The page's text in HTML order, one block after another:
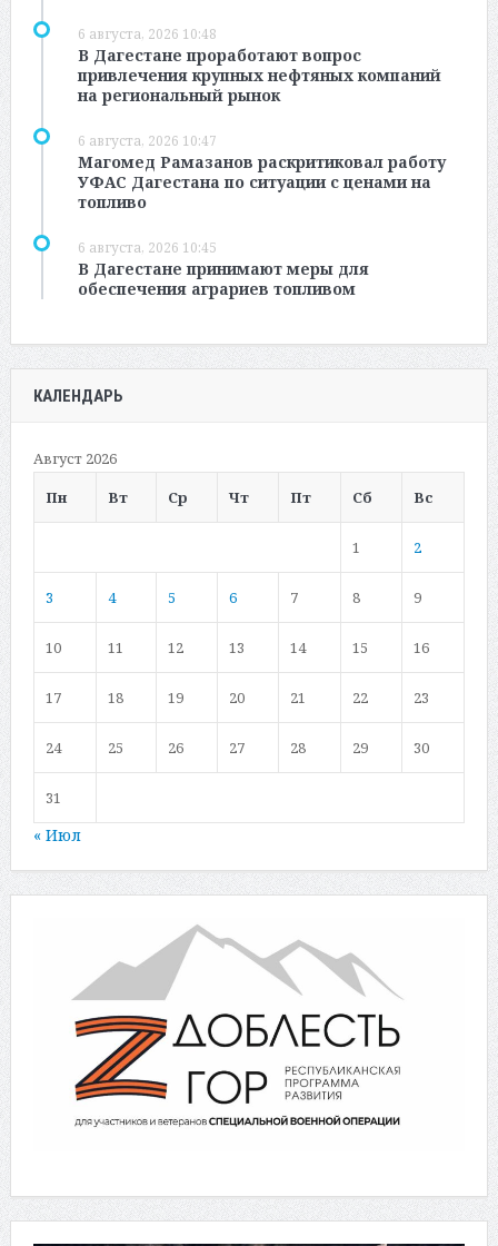
6 августа, 2026 10:48
В Дагестане проработают вопрос
привлечения крупных нефтяных компаний
на региональный рынок
6 августа, 2026 10:47
Магомед Рамазанов раскритиковал работу
УФАС Дагестана по ситуации с ценами на
топливо
6 августа, 2026 10:45
В Дагестане принимают меры для
обеспечения аграриев топливом
КАЛЕНДАРЬ
Август 2026
Пн
Вт Ср Чт Пт Сб Вс
1 2
3 4 5 6 7 8 9
10 11 12 13 14 15 16
17 18 19 20 21 22 23
24 25 26 27 28 29 30
31
« Июл